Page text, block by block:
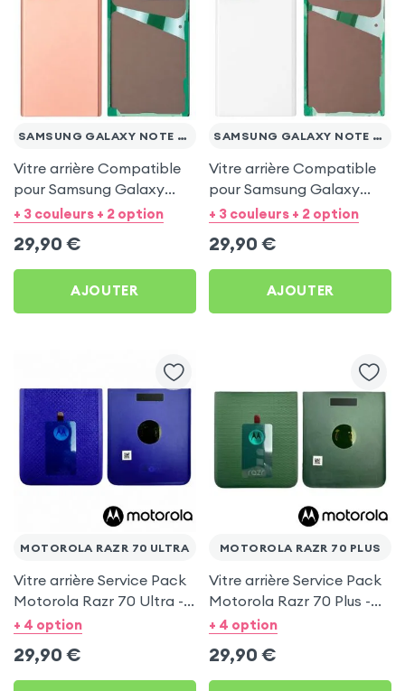
SAMSUNG GALAXY NOTE 20 ULTRA
Vitre arrière Compatible
pour Samsung Galaxy
Note 20 Ultra - Bronze
+ 3 couleurs + 2 option
29,90 €
AJOUTER
SAMSUNG GALAXY NOTE 20 ULTRA
Vitre arrière Compatible
pour Samsung Galaxy
Note 20 Ultra - Blanc
+ 3 couleurs + 2 option
29,90 €
AJOUTER
MOTOROLA RAZR 70 ULTRA
Vitre arrière Service Pack
Motorola Razr 70 Ultra -
Bleu Orient
+ 4 option
29,90 €
MOTOROLA RAZR 70 PLUS
Vitre arrière Service Pack
Motorola Razr 70 Plus -
Vert Mountain View
+ 4 option
29,90 €